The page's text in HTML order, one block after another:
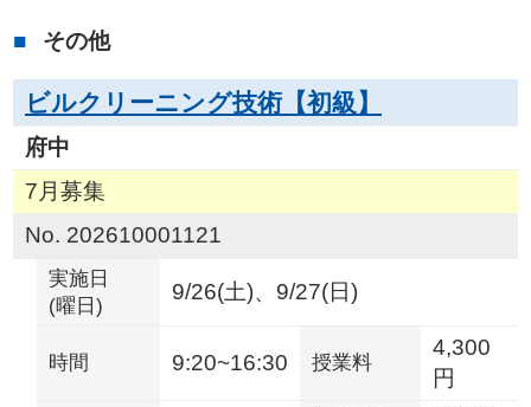
その他
ビルクリーニング技術【初級】
府中
7月募集
No. 202610001121
実施日
(曜日)
9/26(土)、9/27(日)
時間 9:20~16:30 授業料
4,300
円